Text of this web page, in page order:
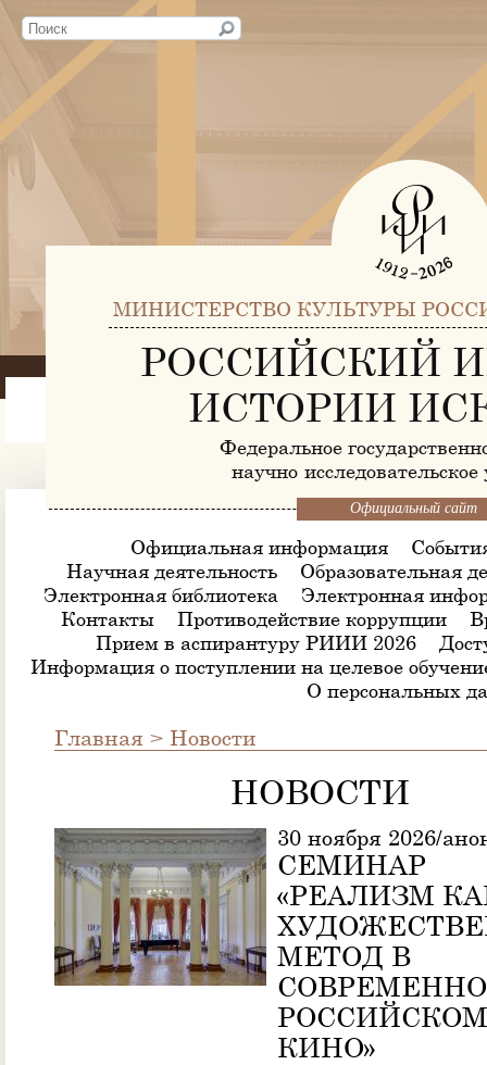
МИНИСТЕРСТВО КУЛЬТУРЫ
РОССИЙСКИЙ
ИСТОРИИ
Федеральное
научно-
Официальный сайт
Официальная информация
Научная деятельность
Образовательная
Электронная библиотека
Электронная
Контакты
Противодействие коррупции
Прием в аспирантуру РИИИ 2026
Информация о поступлении на целевое
О персональных
Главная > Новости
НОВОСТИ
30 ноября 2026/
СЕМИНАР
«РЕАЛИЗМ
МЕТОД В
РОССИЙСКОМ
КИНО»